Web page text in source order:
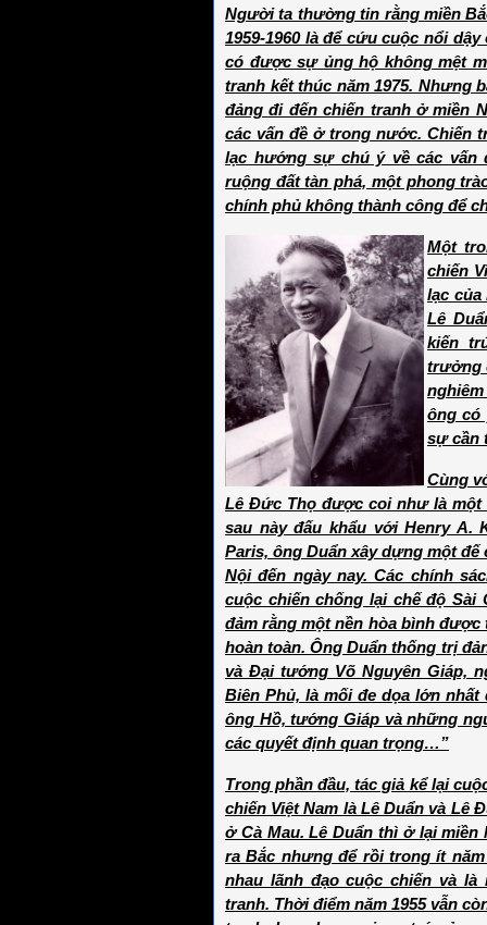
Người ta thường tin rằng miền
1959-1960 là để cứu cuộc nổi
có được sự ủng hộ không mệt
tranh kết thúc năm 1975. Nhưng
đảng đi đến chiến tranh ở miền
các vấn đề ở trong nước. Chiến
lạc hướng sự chú ý về các vấn
ruộng đất tàn phá, một phong
chính phủ không thành công để
Một
chiến
lạc của
Lê
kiến
trưởng
ông có
sự cần
Cùng
Lê Đức Thọ được coi như là một
sau này đấu khẩu với Henry A.
Paris, ông Duẩn xây dựng một
Nội đến ngày nay. Các chính
cuộc chiến chống lại chế độ Sài
đảm rằng một nền hòa bình
hoàn toàn. Ông Duẩn thống trị
và Đại tướng Võ Nguyên Giáp,
Biên Phủ, là mối đe dọa lớn
ông Hồ, tướng Giáp và những
các quyết định quan trọng…”
Trong phần đầu, tác giả kể lại
chiến Việt Nam là Lê Duẩn và Lê
ở Cà Mau. Lê Duẩn thì ở lại
ra Bắc nhưng để rồi trong ít
nhau lãnh đạo cuộc chiến và
tranh. Thời điểm năm 1955 vẫn